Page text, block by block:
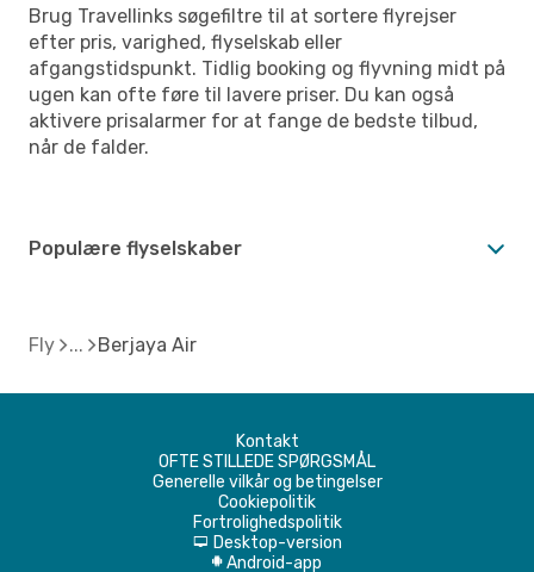
Brug Travellinks søgefiltre til at sortere flyrejser
efter pris, varighed, flyselskab eller
afgangstidspunkt. Tidlig booking og flyvning midt på
ugen kan ofte føre til lavere priser. Du kan også
aktivere prisalarmer for at fange de bedste tilbud,
når de falder.
Populære flyselskaber
Fly Berjaya Air
Kontakt
OFTE STILLEDE SPØRGSMÅL
Generelle vilkår og betingelser
Cookiepolitik
Fortrolighedspolitik
d Desktop-version
A Android-app